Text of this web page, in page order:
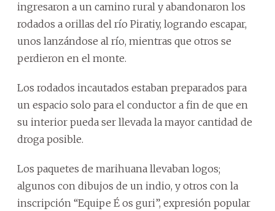
ingresaron a un camino rural y abandonaron los
rodados a orillas del río Piratiy, logrando escapar,
unos lanzándose al río, mientras que otros se
perdieron en el monte.
Los rodados incautados estaban preparados para
un espacio solo para el conductor a fin de que en
su interior pueda ser llevada la mayor cantidad de
droga posible.
Los paquetes de marihuana llevaban logos;
algunos con dibujos de un indio, y otros con la
inscripción “Equipe É os guri”, expresión popular